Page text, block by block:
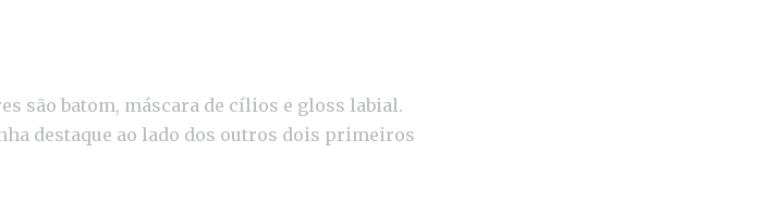
são batom, máscara de cílios e gloss labial.
destaque ao lado dos outros dois primeiros